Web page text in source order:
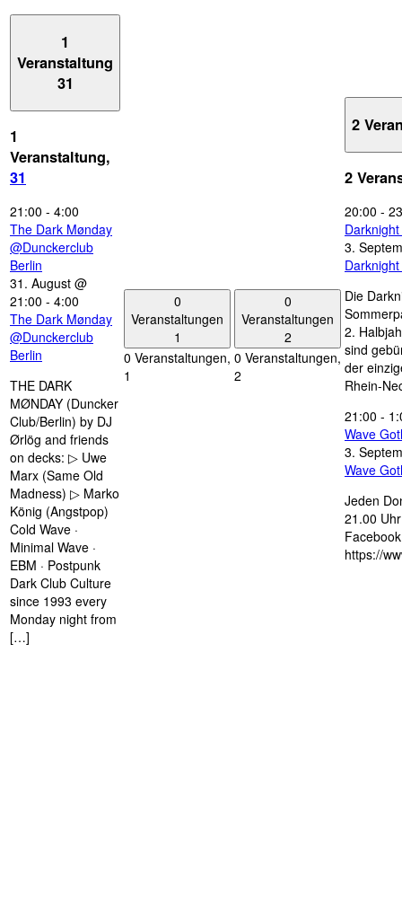
1
Veranstaltung
31
1
Veranstaltung,
31
21:00 - 4:00
The Dark Mønday
@Dunckerclub
Berlin
31. August @
21:00 - 4:00
The Dark Mønday
@Dunckerclub
Berlin
THE DARK
MØNDAY (Duncker
Club/Berlin) by DJ
Ørlög and friends
on decks: ▷ Uwe
Marx (Same Old
Madness) ▷ Marko
König (Angstpop)
Cold Wave ·
Minimal Wave ·
EBM · Postpunk
Dark Club Culture
since 1993 every
Monday night from
[…]
0
Veranstaltungen
1
0 Veranstaltungen,
1
0
Veranstaltungen
2
0 Veranstaltungen,
2
2
2
20:00 -
3.
Die
2.
sind
der
Rhein-
21:00 -
Wave
3.
Wave
Jeden
21.00
https://